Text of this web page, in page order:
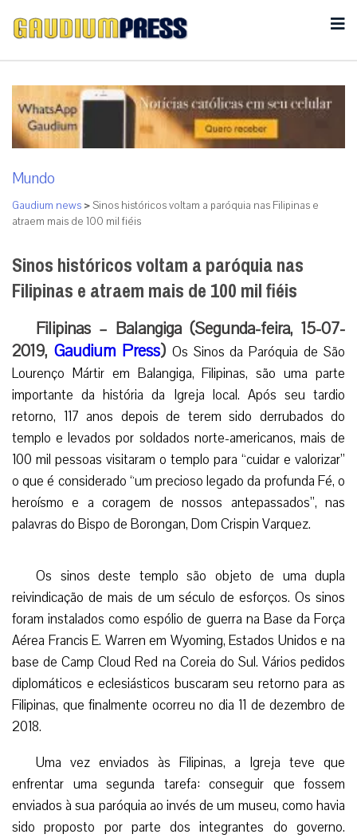
Mundo
Gaudium news >Sinos históricos voltam a paróquia nas Filipinas e
atraem mais de 100 mil fiéis
Sinos históricos voltam a paróquia nas
Filipinas e atraem mais de 100 mil fiéis
Filipinas – Balangiga (Segunda-feira, 15-07-
2019, Gaudium Press) Os Sinos da Paróquia de São
Lourenço Mártir em Balangiga, Filipinas, são uma parte
importante da história da Igreja local. Após seu tardio
retorno, 117 anos depois de terem sido derrubados do
templo e levados por soldados norte-americanos, mais de
100 mil pessoas visitaram o templo para “cuidar e valorizar”
o que é considerado “um precioso legado da profunda Fé, o
heroísmo e a coragem de nossos antepassados”, nas
palavras do Bispo de Borongan, Dom Crispin Varquez.
Os sinos deste templo são objeto de uma dupla
reivindicação de mais de um século de esforços. Os sinos
foram instalados como espólio de guerra na Base da Força
Aérea Francis E. Warren em Wyoming, Estados Unidos e na
base de Camp Cloud Red na Coreia do Sul. Vários pedidos
diplomáticos e eclesiásticos buscaram seu retorno para as
Filipinas, que finalmente ocorreu no dia 11 de dezembro de
2018.
Uma vez enviados às Filipinas, a Igreja teve que
enfrentar uma segunda tarefa: conseguir que fossem
enviados à sua paróquia ao invés de um museu, como havia
sido proposto por parte dos integrantes do governo.